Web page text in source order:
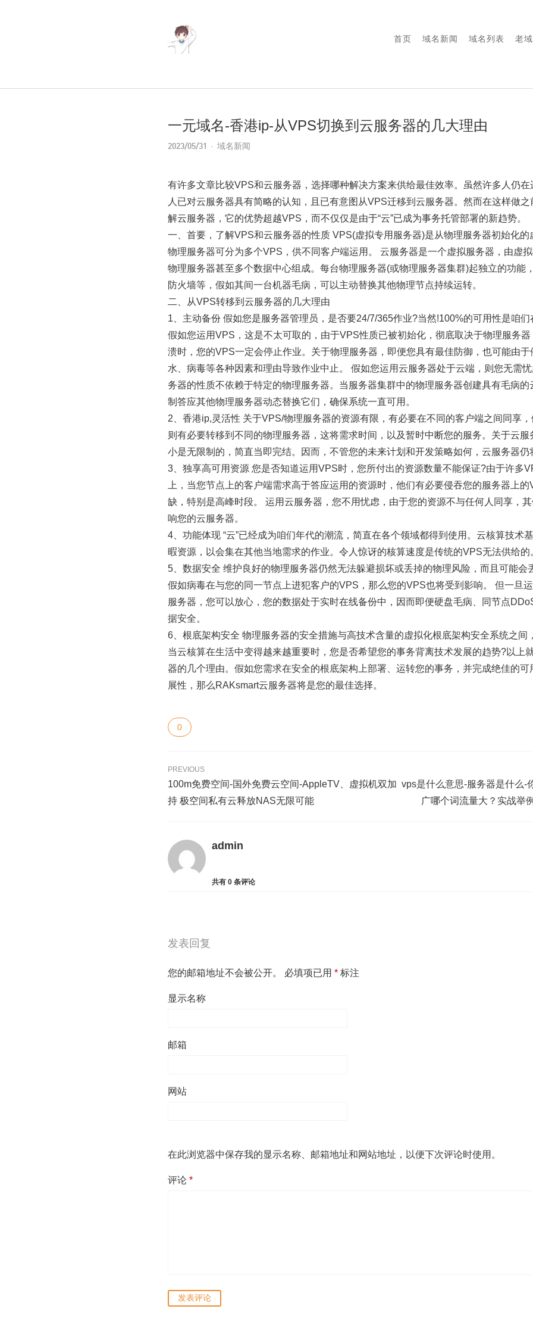
首页 域名新闻 域名列表 老
一元域名-香港ip-从VPS切换到云服务器的几大理由
2023/05/31 域名新闻
有许多文章比较VPS和云服务器，选择哪种解决方案来供给最佳效率。虽然许多人仍
人已对云服务器具有简略的认知，且已有意图从VPS迁移到云服务器。然而在这样做
解云服务器，它的优势超越VPS，而不仅仅是由于“云”已成为事务托管部署的新趋势。
一、首要，了解VPS和云服务器的性质 VPS(虚拟专用服务器)是从物理服务器初始化的
物理服务器可分为多个VPS，供不同客户端运用。 云服务器是一个虚拟服务器，由虚
物理服务器甚至多个数据中心组成。每台物理服务器(或物理服务器集群)起独立的功能
防火墙等，假如其间一台机器毛病，可以主动替换其他物理节点持续运转。
二、从VPS转移到云服务器的几大理由
1、主动备份 假如您是服务器管理员，是否要24/7/365作业?当然!100%的可用性是咱们
假如您运用VPS，这是不太可取的，由于VPS性质已被初始化，彻底取决于物理服务
溃时，您的VPS一定会停止作业。关于物理服务器，即便您具有最佳防御，也可能由
水、病毒等各种因素和理由导致作业中止。 假如您运用云服务器处于云端，则您无需
务器的性质不依赖于特定的物理服务器。当服务器集群中的物理服务器创建具有毛病
制答应其他物理服务器动态替换它们，确保系统一直可用。
2、香港ip,灵活性 关于VPS/物理服务器的资源有限，有必要在不同的客户端之间同享，
则有必要转移到不同的物理服务器，这将需求时间，以及暂时中断您的服务。关于云
小是无限制的，简直当即完结。因而，不管您的未来计划和开发策略如何，云服务器仍
3、独享高可用资源 您是否知道运用VPS时，您所付出的资源数量不能保证?由于许多
上，当您节点上的客户端需求高于答应运用的资源时，他们有必要侵吞您的服务器上
缺，特别是高峰时段。 运用云服务器，您不用忧虑，由于您的资源不与任何人同享，
响您的云服务器。
4、功能体现 “云”已经成为咱们年代的潮流，简直在各个领域都得到使用。云核算技术
暇资源，以会集在其他当地需求的作业。令人惊讶的核算速度是传统的VPS无法供给的
5、数据安全 维护良好的物理服务器仍然无法躲避损坏或丢掉的物理风险，而且可能会
假如病毒在与您的同一节点上进犯客户的VPS，那么您的VPS也将受到影响。 但一旦
服务器，您可以放心，您的数据处于实时在线备份中，因而即便硬盘毛病、同节点
据安全。
6、根底架构安全 物理服务器的安全措施与高技术含量的虚拟化根底架构安全系统之间
当云核算在生活中变得越来越重要时，您是否希望您的事务背离技术发展的趋势?以上
器的几个理由。假如您需求在安全的根底架构上部署、运转您的事务，并完成绝佳的
展性，那么RAKsmart云服务器将是您的最佳选择。
0
PREVIOUS
100m免费空间-国外免费云空间-AppleTV、虚拟机双加
持 极空间私有云释放NAS无限可能
vps是什么意思-服务器是什么-
广哪个词流量大？实战举
admin
共有 0 条评论
发表回复
您的邮箱地址不会被公开。 必填项已用 * 标注
显示名称
邮箱
网站
在此浏览器中保存我的显示名称、邮箱地址和网站地址，以便下次评论时使用。
评论 *